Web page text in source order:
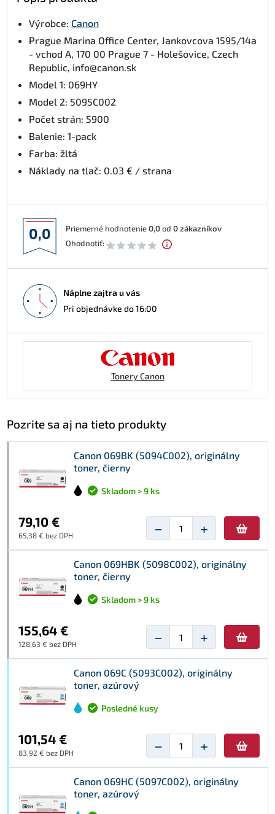
Výrobce: Canon
Prague Marina Office Center, Jankovcova 1595/14a
- vchod A, 170 00 Prague 7 - Holešovice, Czech
Republic, info@canon.sk
Model 1: 069HY
Model 2: 5095C002
Počet strán: 5900
Balenie: 1-pack
Farba: žltá
Náklady na tlač: 0.03 € / strana
0,0 Priemerné hodnotenie0,0od 0zákazníkov
Ohodnotiť:
Náplne zajtra u vás
Pri objednávke do 16:00
Tonery Canon
Pozrite sa aj na tieto produkty
Canon 069BK (5094C002), originálny
toner, čierny
Skladom > 9 ks
79,10 €
65,38 € bez DPH − +
Canon 069HBK (5098C002), originálny
toner, čierny
Skladom > 9 ks
155,64 €
128,63 € bez DPH − +
Canon 069C (5093C002), originálny
toner, azúrový
Posledné kusy
101,54 €
83,92 € bez DPH − +
Canon 069HC (5097C002), originálny
toner, azúrový